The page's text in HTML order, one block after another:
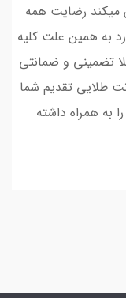
میکند رضایت همه
به همین علت کلیه
تضمینی و ضمانتی
طلایی تقدیم شما
به همراه داشته